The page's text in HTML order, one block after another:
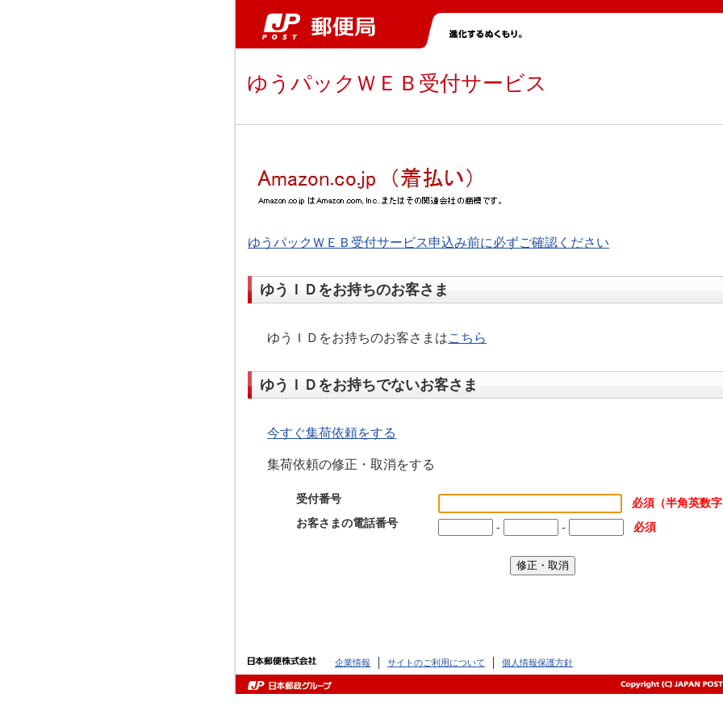
ゆうパックＷＥＢ受付サービス
ゆうパックＷＥＢ受付サービス申込み前に必ずご確認ください
ゆうＩＤをお持ちのお客さま
ゆうＩＤをお持ちのお客さまはこちら
ゆうＩＤをお持ちでないお客さま
今すぐ集荷依頼をする
集荷依頼の修正・取消をする
受付番号
必須（半角英数
お客さまの電話番号
- - 必須
企業情報 サイトのご利用について 個人情報保護方針